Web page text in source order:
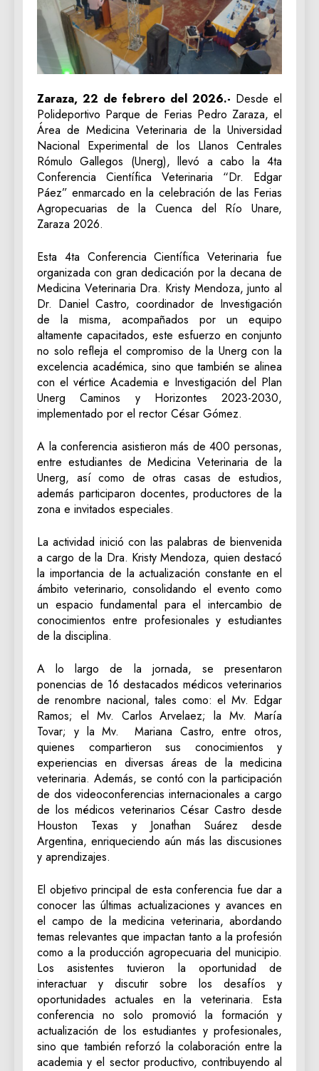
Zaraza, 22 de febrero del 2026.- Desde el
Polideportivo Parque de Ferias Pedro Zaraza, el
Área de Medicina Veterinaria de la Universidad
Nacional Experimental de los Llanos Centrales
Rómulo Gallegos (Unerg), llevó a cabo la 4ta
Conferencia Científica Veterinaria “Dr. Edgar
Páez” enmarcado en la celebración de las Ferias
Agropecuarias de la Cuenca del Río Unare,
Zaraza 2026.
Esta 4ta Conferencia Científica Veterinaria fue
organizada con gran dedicación por la decana de
Medicina Veterinaria Dra. Kristy Mendoza, junto al
Dr. Daniel Castro, coordinador de Investigación
de la misma, acompañados por un equipo
altamente capacitados, este esfuerzo en conjunto
no solo refleja el compromiso de la Unerg con la
excelencia académica, sino que también se alinea
con el vértice Academia e Investigación del Plan
Unerg Caminos y Horizontes 2023-2030,
implementado por el rector César Gómez.
A la conferencia asistieron más de 400 personas,
entre estudiantes de Medicina Veterinaria de la
Unerg, así como de otras casas de estudios,
además participaron docentes, productores de la
zona e invitados especiales.
La actividad inició con las palabras de bienvenida
a cargo de la Dra. Kristy Mendoza, quien destacó
la importancia de la actualización constante en el
ámbito veterinario, consolidando el evento como
un espacio fundamental para el intercambio de
conocimientos entre profesionales y estudiantes
de la disciplina.
A lo largo de la jornada, se presentaron
ponencias de 16 destacados médicos veterinarios
de renombre nacional, tales como: el Mv. Edgar
Ramos; el Mv. Carlos Arvelaez; la Mv. María
Tovar; y la Mv. Mariana Castro, entre otros,
quienes compartieron sus conocimientos y
experiencias en diversas áreas de la medicina
veterinaria. Además, se contó con la participación
de dos videoconferencias internacionales a cargo
de los médicos veterinarios César Castro desde
Houston Texas y Jonathan Suárez desde
Argentina, enriqueciendo aún más las discusiones
y aprendizajes.
El objetivo principal de esta conferencia fue dar a
conocer las últimas actualizaciones y avances en
el campo de la medicina veterinaria, abordando
temas relevantes que impactan tanto a la profesión
como a la producción agropecuaria del municipio.
Los asistentes tuvieron la oportunidad de
interactuar y discutir sobre los desafíos y
oportunidades actuales en la veterinaria. Esta
conferencia no solo promovió la formación y
actualización de los estudiantes y profesionales,
sino que también reforzó la colaboración entre la
academia y el sector productivo, contribuyendo al